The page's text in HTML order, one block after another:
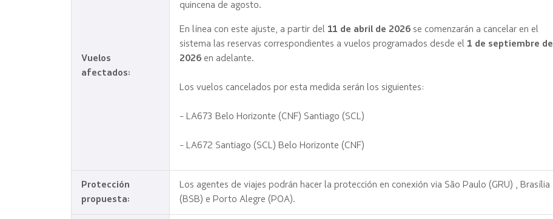
Vuelos
afectados:
quincena de agosto.
En línea con este ajuste, a partir del 11 de abril de 2026 se comenzarán a cancelar en el
sistema las reservas correspondientes a vuelos programados desde el 1 de septiembre de
2026 en adelante.
Los vuelos cancelados por esta medida serán los siguientes:
- LA673 Belo Horizonte (CNF) Santiago (SCL)
- LA672 Santiago (SCL) Belo Horizonte (CNF)
Protección
propuesta:
Los agentes de viajes podrán hacer la protección en conexión via São Paulo (GRU) , Brasília
(BSB) e Porto Alegre (POA).